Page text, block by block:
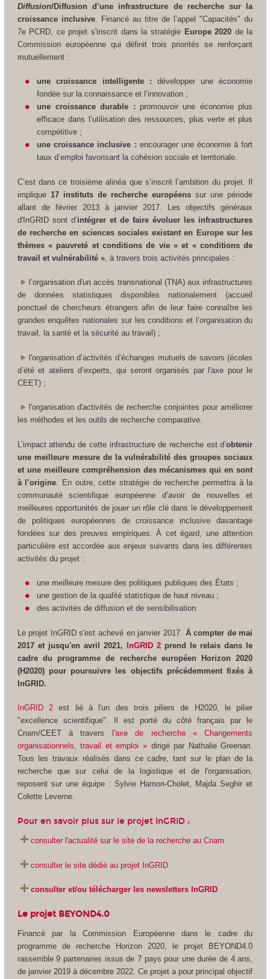
Diffusion/Diffusion d’une infrastructure de recherche sur la
croissance inclusive. Financé au titre de l’appel "Capacités" du
7e PCRD, ce projet s'inscrit dans la stratégie Europe 2020 de la
Commission européenne qui définit trois priorités se renforçant
mutuellement :
une croissance intelligente : développer une économie
fondée sur la connaissance et l’innovation ;
une croissance durable : promouvoir une économie plus
efficace dans l’utilisation des ressources, plus verte et plus
compétitive ;
une croissance inclusive : encourager une économie à fort
taux d’emploi favorisant la cohésion sociale et territoriale.
C’est dans ce troisième alinéa que s’inscrit l’ambition du projet. Il
implique 17 instituts de recherche européens sur une période
allant de février 2013 à janvier 2017. Les objectifs généraux
d'InGRID sont d’intégrer et de faire évoluer les infrastructures
de recherche en sciences sociales existant en Europe sur les
thèmes « pauvreté et conditions de vie » et « conditions de
travail et vulnérabilité », à travers trois activités principales :
l’organisation d'un accès transnational (TNA) aux infrastructures
de données statistiques disponibles nationalement (accueil
ponctuel de chercheurs étrangers afin de leur faire connaître les
grandes enquêtes nationales sur les conditions et l’organisation du
travail, la santé et la sécurité au travail) ;
l'organisation d’activités d’échanges mutuels de savoirs (écoles
d’été et ateliers d’experts, qui seront organisés par l'axe pour le
CEET) ;
l'organisation d'activités de recherche conjointes pour améliorer
les méthodes et les outils de recherche comparative.
L’impact attendu de cette infrastructure de recherche est d’obtenir
une meilleure mesure de la vulnérabilité des groupes sociaux
et une meilleure compréhension des mécanismes qui en sont
à l’origine . En outre, cette stratégie de recherche permettra à la
communauté scientifique européenne d’avoir de nouvelles et
meilleures opportunités de jouer un rôle clé dans le développement
de politiques européennes de croissance inclusive davantage
fondées sur des preuves empiriques. À cet égard, une attention
particulière est accordée aux enjeux suivants dans les différentes
activités du projet :
une meilleure mesure des politiques publiques des États ;
une gestion de la qualité statistique de haut niveau ;
des activités de diffusion et de sensibilisation.
Le projet InGRID s'est achevé en janvier 2017. À compter de mai
2017 et jusqu'en avril 2021,
InGRID 2 prend le relais dans le
cadre du programme de recherche européen Horizon 2020
(H2020) pour poursuivre les objectifs précédemment fixés à
InGRID.
InGRID 2est lié à l'un des trois piliers de H2020, le pilier
"excellence scientifique". Il est porté du côté français par le
Cnam/CEET à travers
l'axe de recherche « Changements
organisationnels, travail et emploi » dirigé par Nathalie Greenan.
Tous les travaux réalisés dans ce cadre, tant sur le plan de la
recherche que sur celui de la logistique et de l'organisation,
reposent sur une équipe : Sylvie Hamon-Cholet, Majda Seghir et
Colette Leverne.
Pour en savoir plus sur le projet InGRID :
consulter l'actualité sur le site de la recherche au Cnam
consulter le site dédié au projet InGRID
consulter et/ou télécharger les newsletters InGRID
Le projet BEYOND4.0
Financé par la Commission Européenne dans le cadre du
programme de recherche Horizon 2020, le projet BEYOND4.0
rassemble 9 partenaires issus de 7 pays pour une durée de 4 ans,
de janvier 2019 à décembre 2022. Ce projet a pour principal objectif